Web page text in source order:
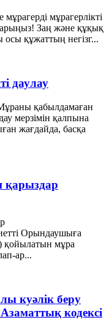
мұрагерлікті
Заң және құқық
осы құжаттың негізг...
даулау
қабылдамаған
мерзімін қалпына
жағдайда, басқа
қарыздар
Орындаушыға
қойылатын мұра
ар...
куәлiк беру
кодексi